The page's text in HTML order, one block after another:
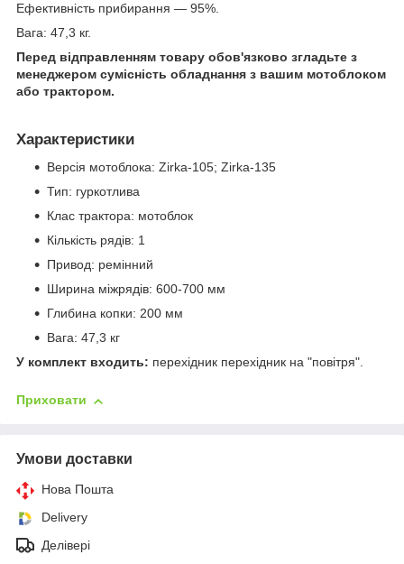
Ефективність прибирання — 95%.
Вага: 47,3 кг.
Перед відправленням товару обов'язково згладьте з
менеджером сумісність обладнання з вашим мотоблоком
або трактором.
Характеристики
Версія мотоблока: Zirka-105; Zirka-135
Тип: гуркотлива
Клас трактора: мотоблок
Кількість рядів: 1
Привод: ремінний
Ширина міжрядів: 600-700 мм
Глибина копки: 200 мм
Вага: 47,3 кг
У комплект входить: перехідник перехідник на "повітря".
Приховати
Умови доставки
Нова Пошта
Delivery
Делівері